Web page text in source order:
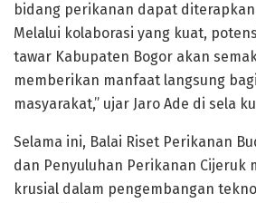
bidang perikanan dapat
Melalui kolaborasi yang kuat,
tawar Kabupaten Bogor akan
memberikan manfaat langsung
masyarakat,” ujar Jaro Ade di sela
Selama ini, Balai Riset Perikanan
dan Penyuluhan Perikanan Cijeruk
krusial dalam pengembangan